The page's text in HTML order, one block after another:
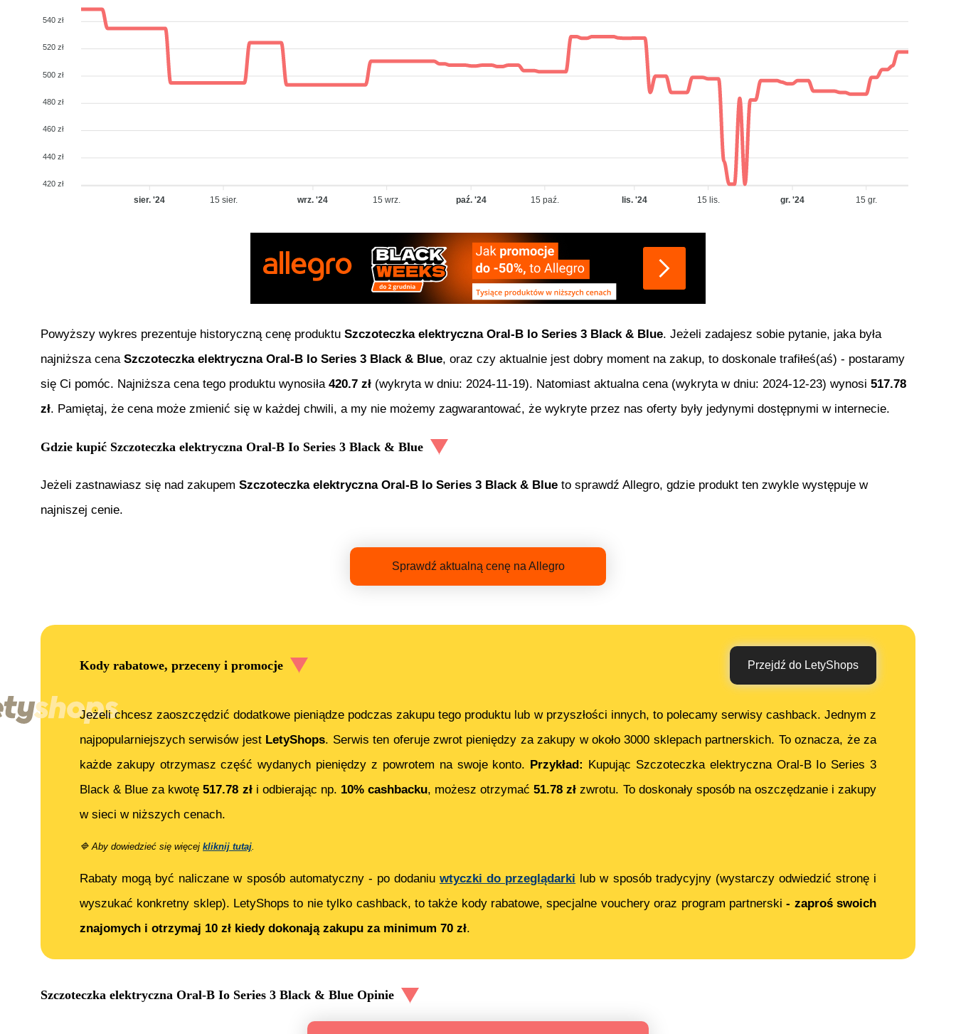
540 zł
520 zł
500 zł
480 zł
460 zł
440 zł
420 zł
sier. '24 15 sier. wrz. '24 15 wrz. paź. '24 15 paź. lis. '24 15 lis. gr. '24 15 gr.
Powyższy wykres prezentuje historyczną cenę produktu Szczoteczka elektryczna Oral-B Io Series 3 Black & Blue. Jeżeli zadajesz sobie pytanie, jaka była
najniższa cena Szczoteczka elektryczna Oral-B Io Series 3 Black & Blue, oraz czy aktualnie jest dobry moment na zakup, to doskonale trafiłeś(aś) - postaramy
się Ci pomóc. Najniższa cena tego produktu wynosiła 420.7 zł (wykryta w dniu: 2024-11-19). Natomiast aktualna cena (wykryta w dniu: 2024-12-23) wynosi 517.78
zł. Pamiętaj, że cena może zmienić się w każdej chwili, a my nie możemy zagwarantować, że wykryte przez nas oferty były jedynymi dostępnymi w internecie.
Gdzie kupić Szczoteczka elektryczna Oral-B Io Series 3 Black & Blue
Jeżeli zastnawiasz się nad zakupem Szczoteczka elektryczna Oral-B Io Series 3 Black & Blue to sprawdź Allegro, gdzie produkt ten zwykle występuje w
najniszej cenie.
Sprawdź aktualną cenę na Allegro
Kody rabatowe, przeceny i promocje Przejdź do LetyShops
Jeżeli chcesz zaoszczędzić dodatkowe pieniądze podczas zakupu tego produktu lub w przyszłości innych, to polecamy serwisy cashback. Jednym z
najpopularniejszych serwisów jest LetyShops. Serwis ten oferuje zwrot pieniędzy za zakupy w około 3000 sklepach partnerskich. To oznacza, że za
każde zakupy otrzymasz część wydanych pieniędzy z powrotem na swoje konto. Przykład: Kupując Szczoteczka elektryczna Oral-B Io Series 3
Black & Blue za kwotę517.78 złi odbierając np. 10% cashbacku, możesz otrzymać51.78 zł zwrotu. To doskonały sposób na oszczędzanie i zakupy
w sieci w niższych cenach.
🔷 Aby dowiedzieć się więcej kliknij tutaj.
Rabaty mogą być naliczane w sposób automatyczny - po dodaniu wtyczki do przeglądarki lub w sposób tradycyjny (wystarczy odwiedzić stronę i
wyszukać konkretny sklep). LetyShops to nie tylko cashback, to także kody rabatowe, specjalne vouchery oraz program partnerski- zaproś swoich
znajomych i otrzymaj 10 zł kiedy dokonają zakupu za minimum 70 zł.
Szczoteczka elektryczna Oral-B Io Series 3 Black & Blue Opinie